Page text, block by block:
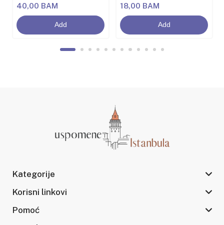
40,00 BAM
Add
18,00 BAM
Add
Kategorije
Korisni linkovi
Pomoć